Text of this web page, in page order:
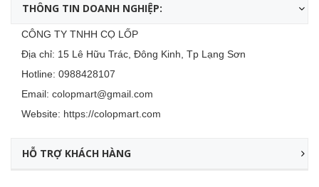
THÔNG TIN DOANH NGHIỆP:
CÔNG TY TNHH CỌ LỐP
Địa chỉ: 15 Lê Hữu Trác, Đông Kinh, Tp Lạng Sơn
Hotline: 0988428107
Email: colopmart@gmail.com
Website: https://colopmart.com
HỖ TRỢ KHÁCH HÀNG